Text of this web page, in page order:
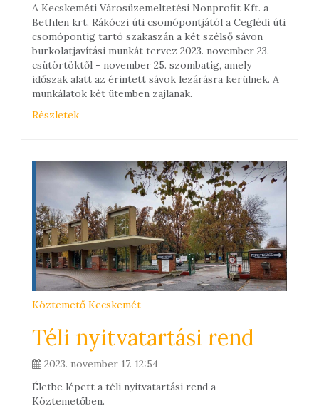
A Kecskeméti Városüzemeltetési Nonprofit Kft. a
Bethlen krt. Rákóczi úti csomópontjától a Ceglédi úti
csomópontig tartó szakaszán a két szélső sávon
burkolatjavítási munkát tervez 2023. november 23.
csütörtöktől - november 25. szombatig, amely
időszak alatt az érintett sávok lezárásra kerülnek. A
munkálatok két ütemben zajlanak.
Részletek
Köztemető Kecskemét
Téli nyitvatartási rend
2023. november 17. 12:54
Életbe lépett a téli nyitvatartási rend a
Köztemetőben.